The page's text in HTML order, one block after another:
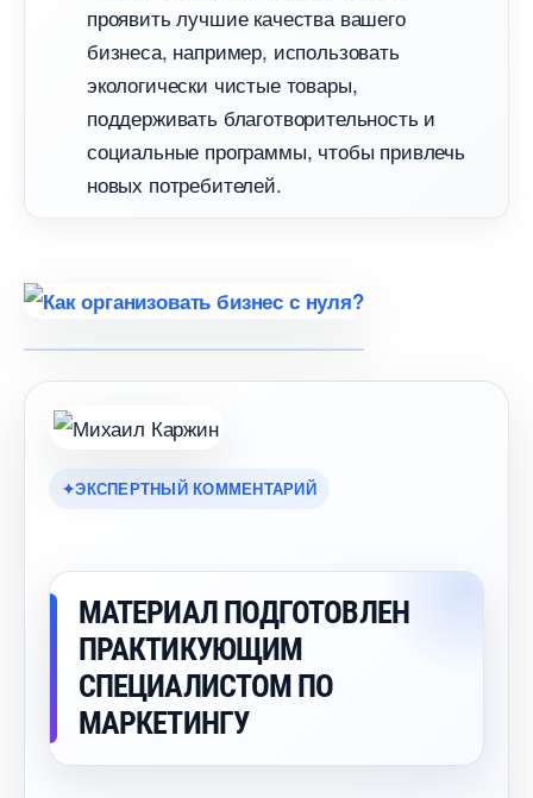
проявить лучшие качества вашего
изнеса, например, использовать
экологически чистые товары,
поддерживать благотворительность и
социальные программы, чтобы привлечь
новых потребителей.
ЭКСПЕРТНЫЙ КОММЕНТАРИЙ
МАТЕРИАЛ ПОДГОТОВЛЕН
ПРАКТИКУЮЩИМ
СПЕЦИАЛИСТОМ ПО
МАРКЕТИНГУ